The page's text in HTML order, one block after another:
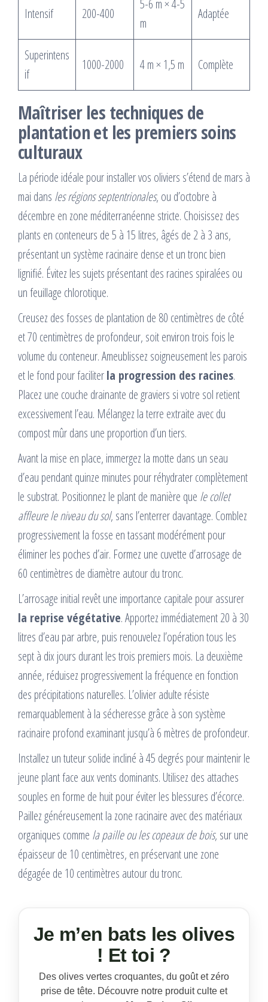
Intensif 200-400
5-6 m × 4-5
m
Adaptée
Superintens
if
1000-2000 4 m × 1,5 m Complète
Maîtriser les techniques de
plantation et les premiers soins
culturaux
La période idéale pour installer vos oliviers s’étend de mars à
mai dans les régions septentrionales, ou d’octobre à
décembre en zone méditerranéenne stricte. Choisissez des
plants en conteneurs de 5 à 15 litres, âgés de 2 à 3 ans,
présentant un système racinaire dense et un tronc bien
lignifié. Évitez les sujets présentant des racines spiralées ou
un feuillage chlorotique.
Creusez des fosses de plantation de 80 centimètres de côté
et 70 centimètres de profondeur, soit environ trois fois le
volume du conteneur. Ameublissez soigneusement les parois
et le fond pour faciliterla progression des racines.
Placez une couche drainante de graviers si votre sol retient
excessivement l’eau. Mélangez la terre extraite avec du
compost mûr dans une proportion d’un tiers.
Avant la mise en place, immergez la motte dans un seau
d’eau pendant quinze minutes pour réhydrater complètement
le substrat. Positionnez le plant de manière que le collet
affleure le niveau du sol, sans l’enterrer davantage. Comblez
progressivement la fosse en tassant modérément pour
éliminer les poches d’air. Formez une cuvette d’arrosage de
60 centimètres de diamètre autour du tronc.
L’arrosage initial revêt une importance capitale pour assurer
la reprise végétative. Apportez immédiatement 20 à 30
litres d’eau par arbre, puis renouvelez l’opération tous les
sept à dix jours durant les trois premiers mois. La deuxième
année, réduisez progressivement la fréquence en fonction
des précipitations naturelles. L’olivier adulte résiste
remarquablement à la sécheresse grâce à son système
racinaire profond examinant jusqu’à 6 mètres de profondeur.
Installez un tuteur solide incliné à 45 degrés pour maintenir le
jeune plant face aux vents dominants. Utilisez des attaches
souples en forme de huit pour éviter les blessures d’écorce.
Paillez généreusement la zone racinaire avec des matériaux
organiques comme la paille ou les copeaux de bois, sur une
épaisseur de 10 centimètres, en préservant une zone
dégagée de 10 centimètres autour du tronc.
Je m’en bats les olives
! Et toi ?
Des olives vertes croquantes, du goût et zéro
prise de tête. Découvre notre produit culte et